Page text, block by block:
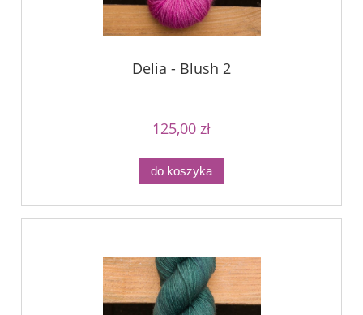
Delia - Blush 2
125,00 zł
do koszyka